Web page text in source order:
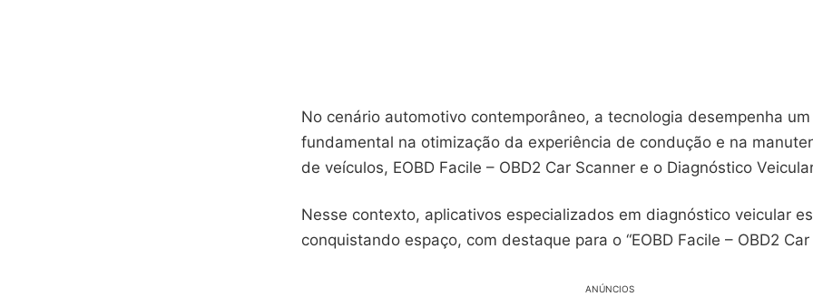
No cenário automotivo contemporâneo, a tecnologia desempenha um
fundamental na otimização da experiência de condução e na
de veículos, EOBD Facile – OBD2 Car Scanner e o Diagnóstico
Nesse contexto, aplicativos especializados em diagnóstico veicular
conquistando espaço, com destaque para o “EOBD Facile – OBD2 Car
ANÚNCIOS